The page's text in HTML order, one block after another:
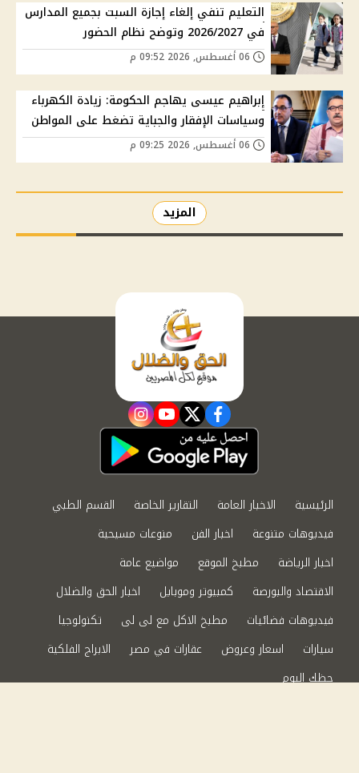
التعليم تنفي إلغاء إجازة السبت بجميع المدارس
في 2026/2027 وتوضح نظام الحضور
إبراهيم عيسى يهاجم الحكومة: زيادة الكهرباء
وسياسات الإفقار والجباية تضغط على المواطن
المزيد
facebook
twitter
youtube
instagram
الرئيسية الاخبار العامة التقارير الخاصة
القسم الطبي
فيديوهات متنوعة
اخبار الفن
منوعات مسيحية
اخبار الرياضة
مطبخ الموقع
مواضيع عامة
الاقتصاد والبورصة
كمبيوتر وموبايل
اخبار الحق والضلال
فيديوهات فضائيات
مطبخ الاكل مع لى لى
تكنولوجيا
سيارات
اسعار وعروض عقارات في مصر
الابراج الفلكية
حظك اليوم